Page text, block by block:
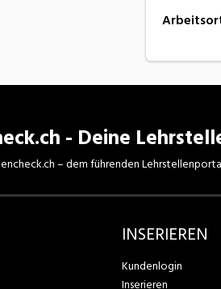
- Deine
– dem führenden
INSERIEREN
Kundenlogin
Inserieren